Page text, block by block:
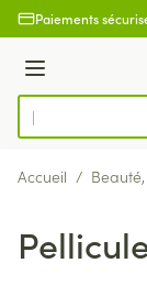
Aller au contenu
Paiements
Menu
Rechercher
Accueil /